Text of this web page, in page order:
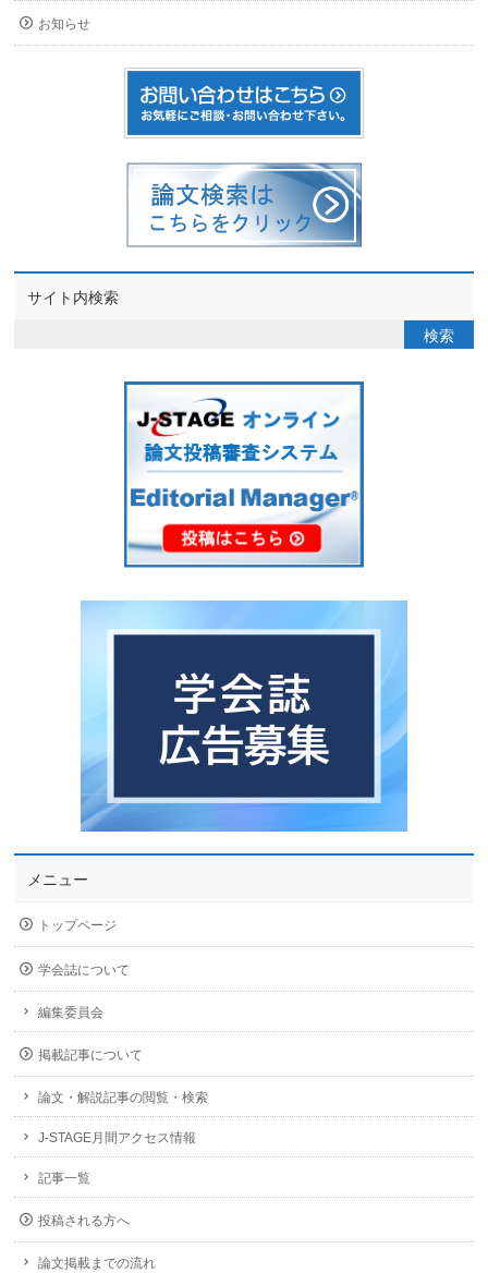
お知らせ
サイト内検索
メニュー
トップページ
学会誌について
編集委員会
掲載記事について
論文・解説記事の閲覧・検索
J-STAGE月間アクセス情報
記事一覧
投稿される方へ
論文掲載までの流れ